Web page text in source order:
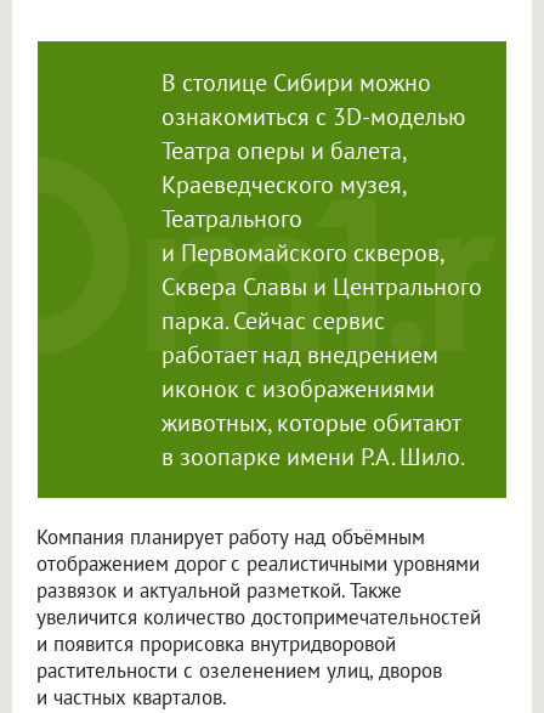
В столице Сибири можно
ознакомиться с 3D-моделью
Театра оперы и балета,
Краеведческого музея,
Театрального
и Первомайского скверов,
Сквера Славы и Центрального
парка. Сейчас сервис
работает над внедрением
иконок с изображениями
животных, которые обитают
в зоопарке имени Р.А. Шило.
Компания планирует работу над объёмным
отображением дорог с реалистичными уровнями
развязок и актуальной разметкой. Также
увеличится количество достопримечательностей
и появится прорисовка внутридворовой
растительности с озеленением улиц, дворов
и частных кварталов.